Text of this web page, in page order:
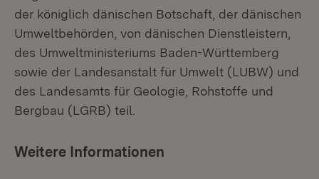
der königlich dänischen Botschaft, der dänischen
Umweltbehörden, von dänischen Dienstleistern,
des Umweltministeriums Baden-Württemberg
sowie der Landesanstalt für Umwelt (LUBW) und
des Landesamts für Geologie, Rohstoffe und
Bergbau (LGRB) teil.
Weitere Informationen